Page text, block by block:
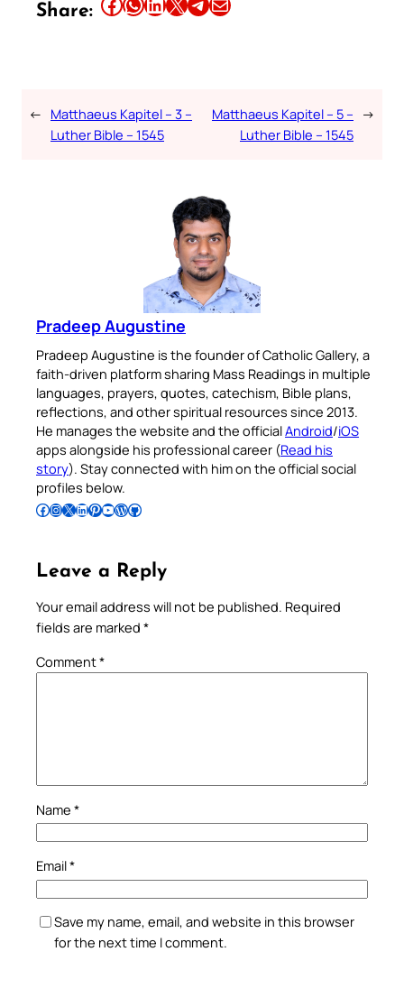
Share:
← Matthaeus Kapitel – 3 –
Luther Bible – 1545
Matthaeus Kapitel – 5 –
Luther Bible – 1545
→
Pradeep Augustine
Pradeep Augustine is the founder of Catholic Gallery, a
faith-driven platform sharing Mass Readings in multiple
languages, prayers, quotes, catechism, Bible plans,
reflections, and other spiritual resources since 2013.
He manages the website and the officialAndroid/iOS
apps alongside his professional career (Read his
story). Stay connected with him on the official social
profiles below.
Follow Pradeep on Facebook Follow Pradeep on InstagramFollow Pradeep on X Follow Pradeep on LinkedIn Follow Pradeep on Pinterest Subscribe to Pradeep’s Youtube Channel Follow Pradeep on WordPress Follow Pradeep on GitHub
Leave a Reply
Your email address will not be published. Required
fields are marked *
Comment*
Name *
Email*
Save my name, email, and website in this browser
for the next time I comment.